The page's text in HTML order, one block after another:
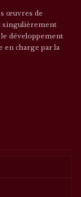
œuvres de
singulièrement
le développement
en charge par la